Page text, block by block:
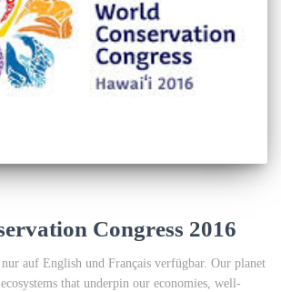
Congress 2016
auf English und Français verfügbar. Our planet
that underpin our economies, well-